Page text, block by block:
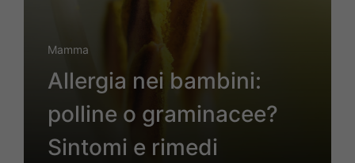
Mamma
Allergia nei bambini:
polline o graminacee?
Sintomi e rimedi